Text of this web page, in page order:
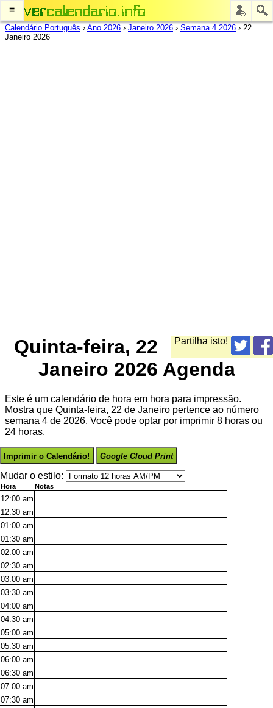
≡
Calendário Português › Ano 2026 › Janeiro 2026 › Semana 4 2026 › 22
Janeiro 2026
Partilha isto!
Quinta-feira, 22
Janeiro 2026 Agenda
Este é um calendário de hora em hora para impressão.
Mostra que Quinta-feira, 22 de Janeiro pertence ao número
semana 4 de 2026. Você pode optar por imprimir 8 horas ou
24 horas.
Imprimir o Calendário! Google Cloud Print
Mudar o estilo:
Hora Notas
12:00 am
12:30 am
01:00 am
01:30 am
02:00 am
02:30 am
03:00 am
03:30 am
04:00 am
04:30 am
05:00 am
05:30 am
06:00 am
06:30 am
07:00 am
07:30 am